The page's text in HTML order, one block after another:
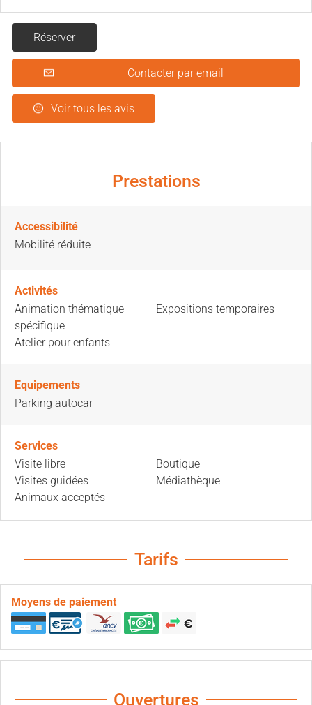
Réserver
Contacter par email
Voir tous les avis
Prestations
Accessibilité
Mobilité réduite
Activités
Animation thématique
spécifique
Atelier pour enfants
Expositions temporaires
Equipements
Parking autocar
Services
Visite libre
Visites guidées
Animaux acceptés
Boutique
Médiathèque
Tarifs
Moyens de paiement
Ouvertures